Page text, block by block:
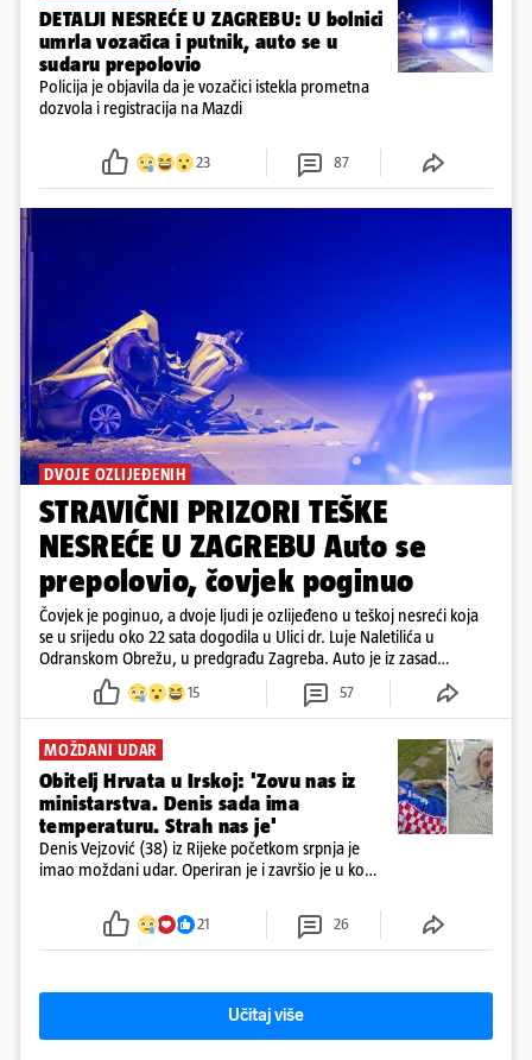
DETALJI NESREĆE U ZAGREBU: U bolnici
umrla vozačica i putnik, auto se u
sudaru prepolovio
Policija je objavila da je vozačici istekla prometna
dozvola i registracija na Mazdi
23 87
DVOJE OZLIJEĐENIH
STRAVIČNI PRIZORI TEŠKE
NESREĆE U ZAGREBU Auto se
prepolovio, čovjek poginuo
Čovjek je poginuo, a dvoje ljudi je ozlijeđeno u teškoj nesreći koja
se u srijedu oko 22 sata dogodila u Ulici dr. Luje Naletilića u
Odranskom Obrežu, u predgrađu Zagreba. Auto je iz zasad
neutvrđenih razloga sletio s kolnika, a od siline udara vozilo se
prepolovilo.
15 57
MOŽDANI UDAR
Obitelj Hrvata u Irskoj: 'Zovu nas iz
ministarstva. Denis sada ima
temperaturu. Strah nas je'
Denis Vejzović (38) iz Rijeke početkom srpnja je
imao moždani udar. Operiran je i završio je u komi.
tamošnji liječnici ne vjeruju u oporavak: 'Imamo
21 26
Učitaj više